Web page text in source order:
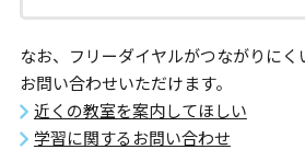
なお、フリーダイヤルがつながりに
お問い合わせいただけます。
近くの教室を案内してほしい
学習に関するお問い合わせ